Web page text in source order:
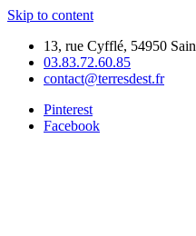
Skip to content
13, rue Cyfflé, 54950
03.83.72.60.85
contact@terresdest.fr
Pinterest
Facebook